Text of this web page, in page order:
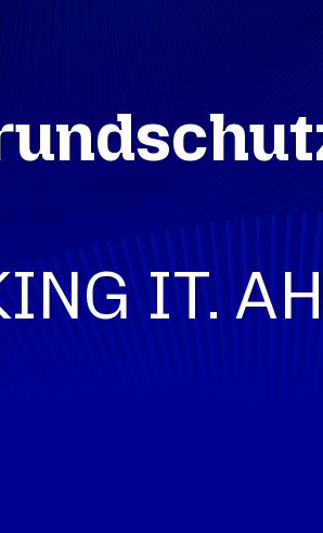
IT.